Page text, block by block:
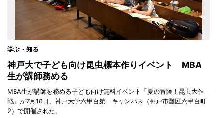
学ぶ・知る
神戸大で子ども向け昆虫標本作りイベント MBA
生が講師務める
MBA生が講師を務める子ども向け無料イベント「夏の冒険！昆虫大作
戦」が7月18日、神戸大学六甲台第一キャンパス（神戸市灘区六甲台町
2）で開催された。